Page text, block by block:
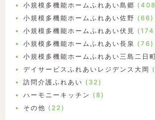
小規模多機能ホームふれあい島郷
小規模多機能ホームふれあい佐野 (66)
小規模多機能ホームふれあい伏見
小規模多機能ホームふれあい長泉 (76)
小規模多機能ホームふれあい三島二日
デイサービスふれあいレジデンス大岡
訪問介護ふれあい (32)
ハーモニーキッチン (8)
その他 (22)